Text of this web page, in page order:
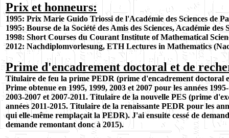
Prix et honneurs:
1995: Prix Marie Guido Triossi de l'Académie des Sciences de
1995: Bourse de la Société des Amis des Sciences, Académie des
1998: Short Courses du Courant Institute of Mathematical
2012: Nachdiplomvorlesung, ETH Lectures in Mathematics
Prime d'encadrement doctoral et de
Titulaire de feu la prime PEDR (prime d'encadrement doctoral
Prime obtenue en 1995, 1999, 2003 et 2007 pour les années
2003-2007 et 2007-2011. Titulaire de la nouvelle PES (prime
années 2011-2015. Titulaire de la renaissante PEDR pour les
qui elle-même remplaçait la PEDR). J'ai ensuite cessé de
demande remontant donc à 2015).